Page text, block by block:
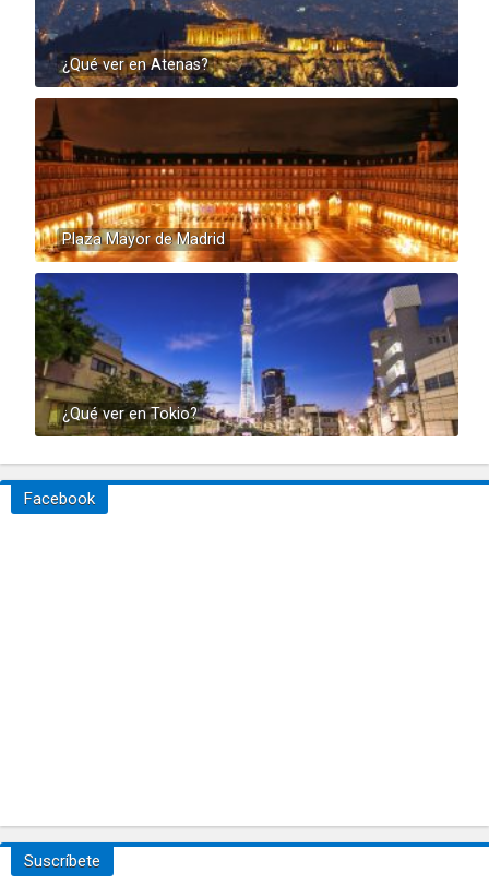
¿Qué ver en Atenas?
Plaza Mayor de Madrid
¿Qué ver en Tokio?
Facebook
Suscríbete